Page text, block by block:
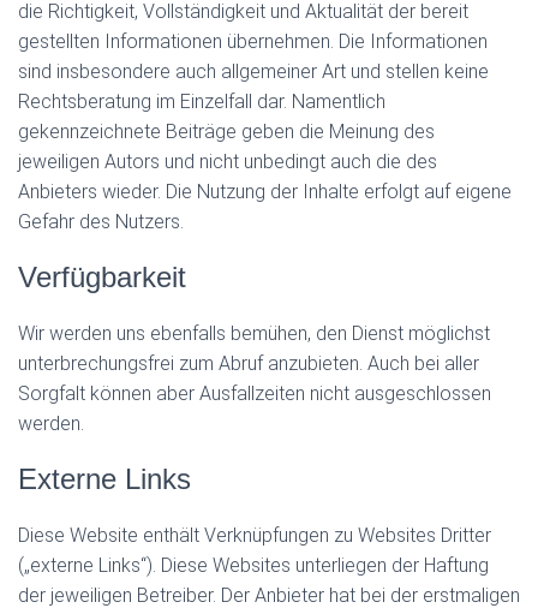
die Richtigkeit, Vollständigkeit und Aktualität der bereit
gestellten Informationen übernehmen. Die Informationen
sind insbesondere auch allgemeiner Art und stellen keine
Rechtsberatung im Einzelfall dar. Namentlich
gekennzeichnete Beiträge geben die Meinung des
jeweiligen Autors und nicht unbedingt auch die des
Anbieters wieder. Die Nutzung der Inhalte erfolgt auf eigene
Gefahr des Nutzers.
Verfügbarkeit
Wir werden uns ebenfalls bemühen, den Dienst möglichst
unterbrechungsfrei zum Abruf anzubieten. Auch bei aller
Sorgfalt können aber Ausfallzeiten nicht ausgeschlossen
werden.
Externe Links
Diese Website enthält Verknüpfungen zu Websites Dritter
(„externe Links“). Diese Websites unterliegen der Haftung
der jeweiligen Betreiber. Der Anbieter hat bei der erstmaligen